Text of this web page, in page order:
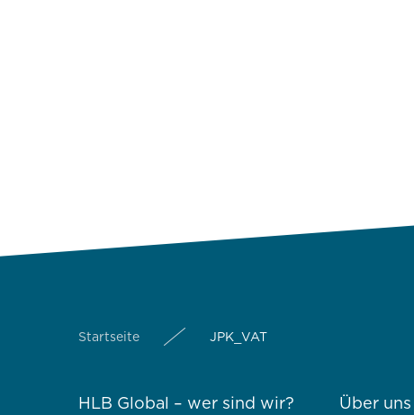
Startseite JPK_VAT
HLB Global – wer sind wir? Über uns